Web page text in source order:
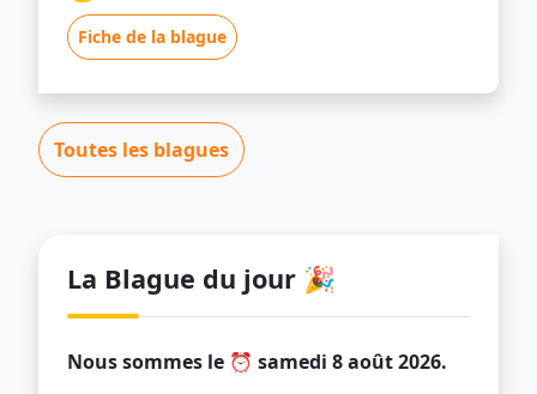
Fiche de la blague
Toutes les blagues
La Blague du jour 🎉
Nous sommes le ⏰ samedi 8 août 2026.